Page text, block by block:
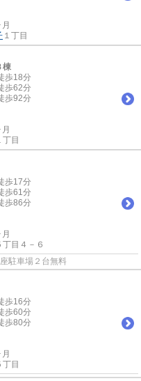
１丁目
棟
歩18分
歩62分
歩92分
丁目
歩17分
歩61分
歩86分
丁目４－６
駐車場２台無料
歩16分
歩60分
歩80分
丁目